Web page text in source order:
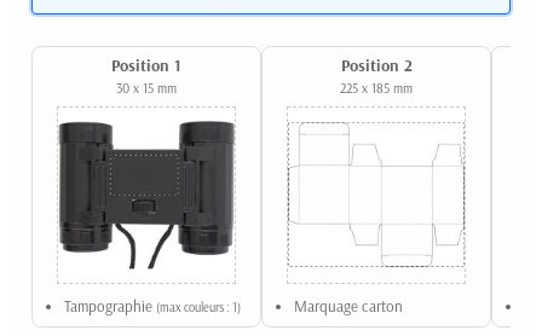
Position 1
30 x 15 mm
Tampographie (max couleurs : 1)
Position 2
225 x 185 mm
Marquage carton